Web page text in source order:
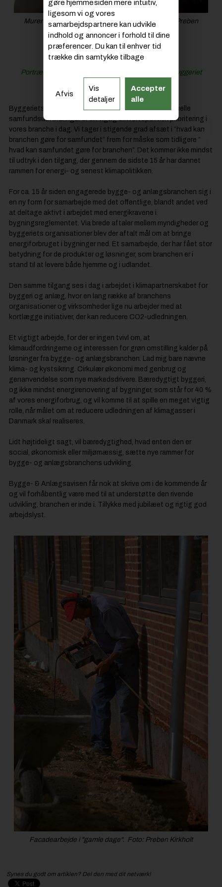
Murer på renoveringsprojekt fra 1990’erne. Foto: Preben
Kirkholt
Læs også:
Portræt af Michael H. Nielsen fra Dansk Byggeri: Byggeriet
Byggeriets rolle i forhold til at levere løsninger på aktuelle
samfundsudfordringer er en vigtig erhvervspolitisk prioritering i
vores branche i dag. Vi tager i stigende grad afsæt i ”hvad kan
branchen gøre for samfundet” frem for måske som tidligere ”
hvad kan samfundet gøre for branchen”. Det kommer ikke mindst
til udtryk i den tilgang, der gennem de sidste 15 år har dannet
rammen for energi- og senest klimapolitikken.
For ca. 15 år siden engagerede bygge- og anlægsbranchen sig i
en ny form for samarbejde med det offentlige, blandt andet ved
at deltage aktivt i arbejdet med energikravene i
bygningsreglementet. Via brede aftaler mellem myndigheder og
byggeriets organisationer blev der aftalt mål om at bringe
energiforbruget i bygninger ned. Et samarbejde, der har fået stor
betydning for de produkter og løsninger, som branchen er i
stand til at levere både hjemme og i udlandet.
Den samme tilgang ses i dag i arbejdet i klimapartnerskabet for
byggeri og anlæg, hvor en lang række af branchens
organisationer og virksomheder lige nu arbejder med at
kortlægge initiativer, der kan reducere CO2-udledningen.
Et vigtigt arbejde, for der er ingen tvivl om, at
klimaudfordringerne og interessen for grøn omstilling kalder på
løsninger fra bygge- og anlægsbranchen. Lad mig bare nævne
klima- og kystsikring. Cirkulær økonomi med genbrug og
genanvendelse som nye markedsdrivere. Bæredygtigt byggeri,
og ikke mindst energirenovering af bygninger, som står for 40 %
af vores energiforbrug, og vil komme til at spille en meget vigtig
rolle, når målet om at reducere udledningen af klimagasser i
Danmark skal realiseres.
Lidt højtideligt sagt, vil bæredygtighed, hvad enten den er
social, økonomisk eller miljømæssig, sætte nye rammer for
bygge- og anlægsbranchens udvikling.
Bygge- & Anlægsavisen får nok at skrive om i de kommende år
og vil forhåbentlig være med til at understøtte den rivende
udvikling, branchen er inde i. Tillykke med jubilæet og rigtig god
arbejdslyst.
Facadearbejde i "gamle dage". Foto: Preben Kirkholt
Synes du godt om artiklen? Del den med dit netværk!
gøre hjemmesiden mere intuitiv,
ligesom vi og vores
samarbejdspartnere kan udvikle
indhold og annoncer i forhold til dine
præferencer. Du kan til enhver tid
trække din samtykke tilbage
Afvis
Vis
detaljer
Accepter
alle